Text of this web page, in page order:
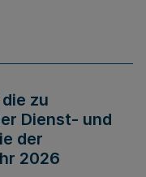
zu
Dienst- und
der
2026